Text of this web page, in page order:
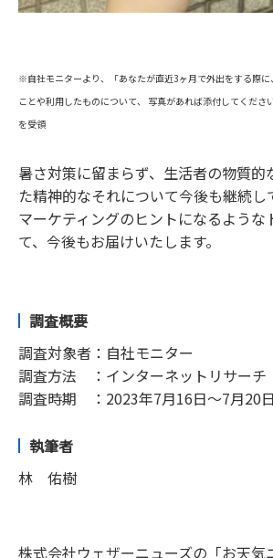
※自社モニターより、「あなたが直近3ヶ月で外出をする際に
ことや利用したものについて、 写真があれば添付してくださ
を受領
暑さ対策に留まらず、生活者の物質的
た精神的なそれについて今後も継続し
マーケティングのヒントになるような
て、今後もお届けいたします。
調査概要
調査対象者：自社モニター
調査方法 ：インターネットリサーチ
調査時期 ：2023年7月16日～7月20日
執筆者
林 佑樹
株式会社ウェザーニューズの「お天気